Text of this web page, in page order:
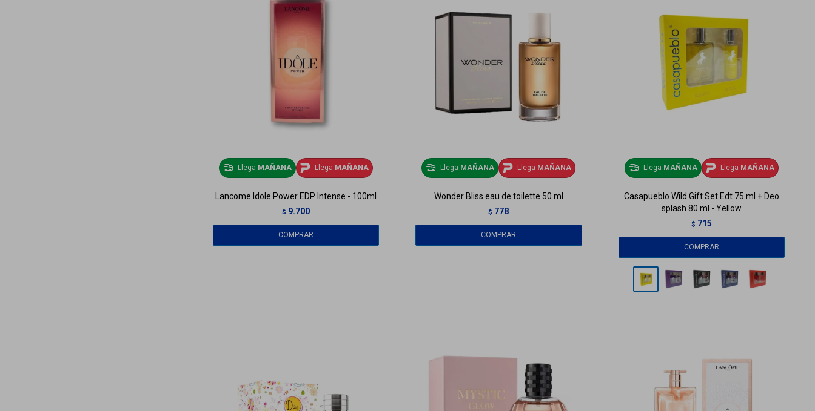
Llega MAÑANA Llega MAÑANA
Lancome Idole Power EDP Intense - 100ml
$ 9.700
Llega MAÑANA Llega MAÑANA
Wonder Bliss eau de toilette 50 ml
$ 778
Llega MAÑANA Llega MAÑANA
Casapueblo Wild Gift Set Edt 75 ml + Deo
splash 80 ml - Yellow
$ 715